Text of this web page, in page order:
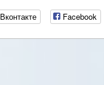
Вконтакте Facebook